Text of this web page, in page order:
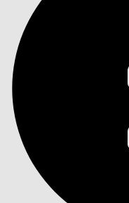
Índice de materias
ÍNDICE DE MATERIAS